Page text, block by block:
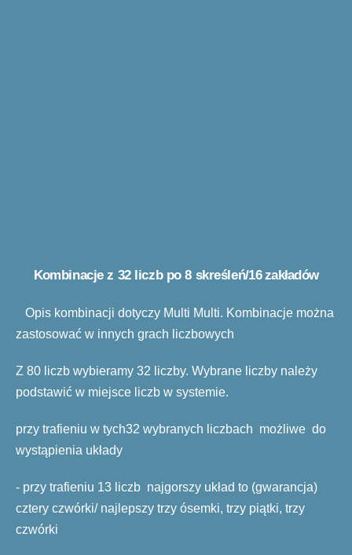
Kombinacje z 32 liczb po 8 skreśleń/16 zakładów
Opis kombinacji dotyczy Multi Multi. Kombinacje można
zastosować w innych grach liczbowych
Z 80 liczb wybieramy 32 liczby. Wybrane liczby należy
podstawić w miejsce liczb w systemie.
przy trafieniu w tych32 wybranych liczbach możliwe do
wystąpienia układy
- przy trafieniu 13 liczb najgorszy układ to (gwarancja)
cztery czwórki/ najlepszy trzy ósemki, trzy piątki, trzy
czwórki